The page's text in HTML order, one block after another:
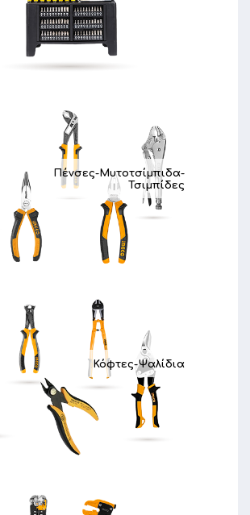
Πένσες-Μυτοτσίμπιδα-
Τσιμπίδες
Κόφτες-Ψαλίδια